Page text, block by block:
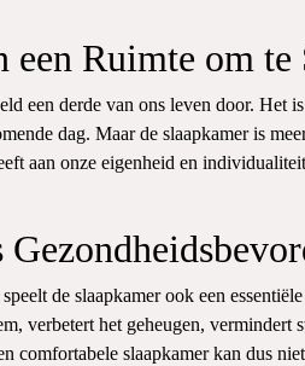
een Ruimte om te
een derde van ons leven door. Het
dag. Maar de slaapkamer is
aan onze eigenheid en
de slaapkamer ook een
verbetert het geheugen, vermindert
comfortabele slaapkamer kan dus